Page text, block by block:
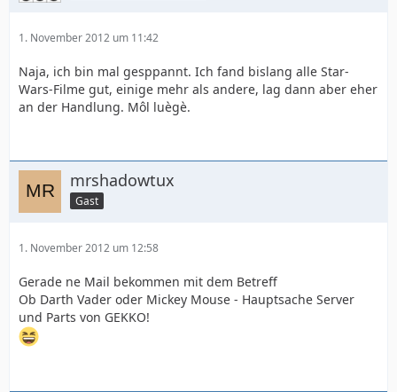
1. November 2012 um 11:42
Naja, ich bin mal gesppannt. Ich fand bislang alle Star-
Wars-Filme gut, einige mehr als andere, lag dann aber eher
an der Handlung. Môl luègè.
mrshadowtux
Gast
1. November 2012 um 12:58
Gerade ne Mail bekommen mit dem Betreff
Ob Darth Vader oder Mickey Mouse - Hauptsache Server
und Parts von GEKKO!